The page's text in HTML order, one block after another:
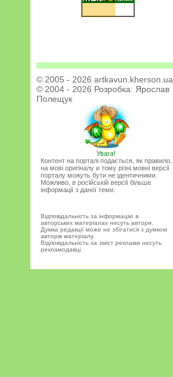
© 2005 - 2026 artkavun.kherson.ua
© 2004 - 2026 Розробка: Ярослав
Полещук
Увага!
Контент на порталі подається, як правило,
на мові оригіналу и тому різні мовні версії
порталу можуть бути не ідентичними.
Можливо, в російській версії більше
інформації з даної теми.
Відповідальність за інформацію в
авторських матеріалах несуть автори.
Думка редакції може не збігатися з думкою
авторів матеріалу.
Відповідальність за зміст реклами несуть
рекламодавці.